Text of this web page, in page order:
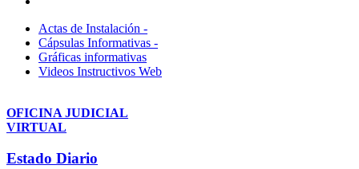
Actas de Instalación -
Cápsulas Informativas -
Gráficas informativas
Videos Instructivos Web
OFICINA JUDICIAL
VIRTUAL
Estado Diario